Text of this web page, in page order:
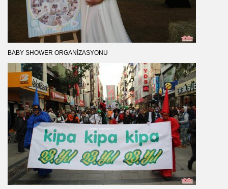
BABY SHOWER ORGANIZASYONU